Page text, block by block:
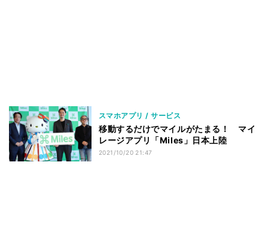
スマホアプリ / サービス
移動するだけでマイルがたまる！ マイ
レージアプリ「Miles」日本上陸
2021/10/20 21:47